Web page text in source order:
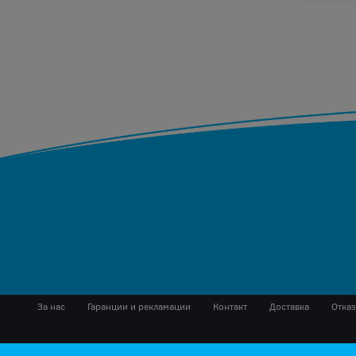
За нас Гаранции и рекламации Контакт Доставка